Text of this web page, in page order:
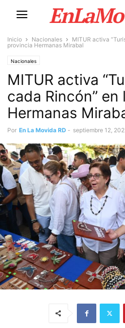
Inicio Nacionales
MITUR activa
provincia Hermanas Mirabal
Nacionales
MITUR activa
cada Rincón” en
Hermanas
Por En La Movida RD - septiembre 12,